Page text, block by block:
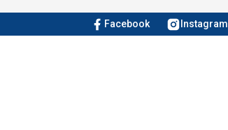
Facebook Instagram